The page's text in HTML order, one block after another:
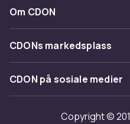
Kontakt oss
Tilbakekallinger
Kategorier
Varemerker
Om CDON
Om oss
Kundeanmeldelser
Jobbe på CDON
Investor relations
CDONs markedsplass
Merchant Help Center
CDON på sosiale medier
Copyright ©